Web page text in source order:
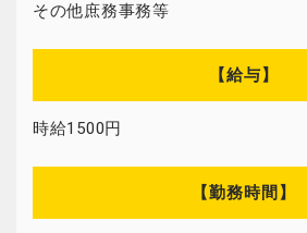
その他庶務事務等
【給与】
時給1500円
【勤務時間】